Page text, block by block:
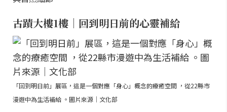
古蹟大樓1樓｜回到明日前的心靈補給
「回到明日前」展區，這是一個對應「身心」概念的療癒空間 ，從22縣市
漫遊中為生活補給 。圖片來源｜文化部